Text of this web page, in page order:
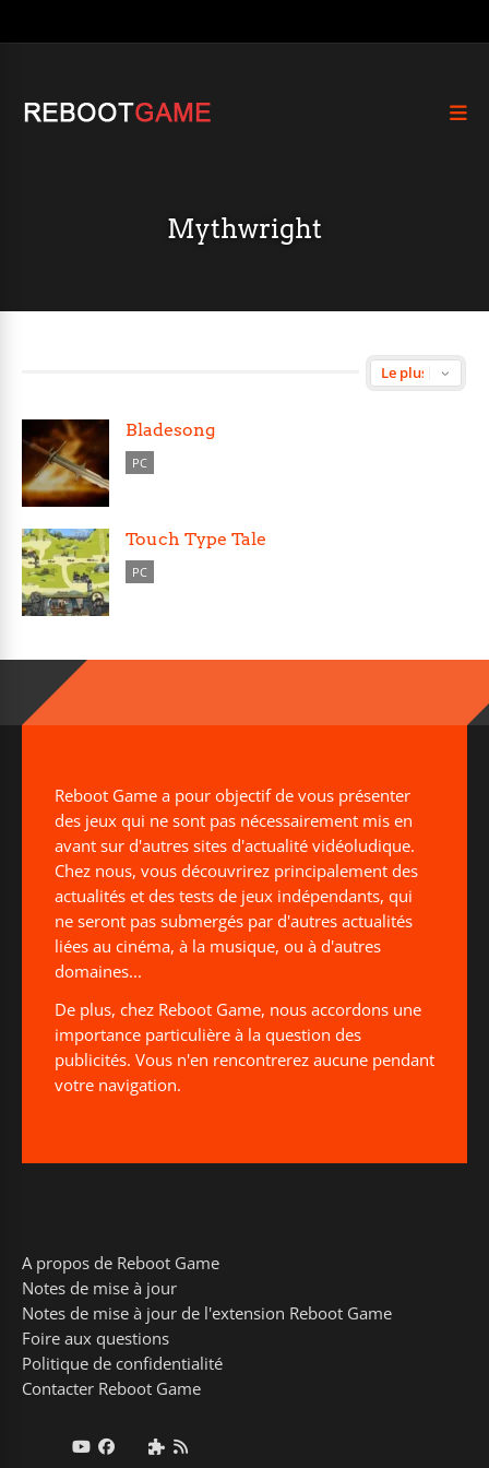
Mythwright
Bladesong
PC
Touch Type Tale
PC
Reboot Game a pour objectif de vous présenter
des jeux qui ne sont pas nécessairement mis en
avant sur d'autres sites d'actualité vidéoludique.
Chez nous, vous découvrirez principalement des
actualités et des tests de jeux indépendants, qui
ne seront pas submergés par d'autres actualités
liées au cinéma, à la musique, ou à d'autres
domaines...
De plus, chez Reboot Game, nous accordons une
importance particulière à la question des
publicités. Vous n'en rencontrerez aucune pendant
votre navigation.
A propos de Reboot Game
Notes de mise à jour
Notes de mise à jour de l'extension Reboot Game
Foire aux questions
Politique de confidentialité
Contacter Reboot Game